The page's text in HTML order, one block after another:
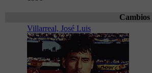
Cambios
Villarreal, José Luis